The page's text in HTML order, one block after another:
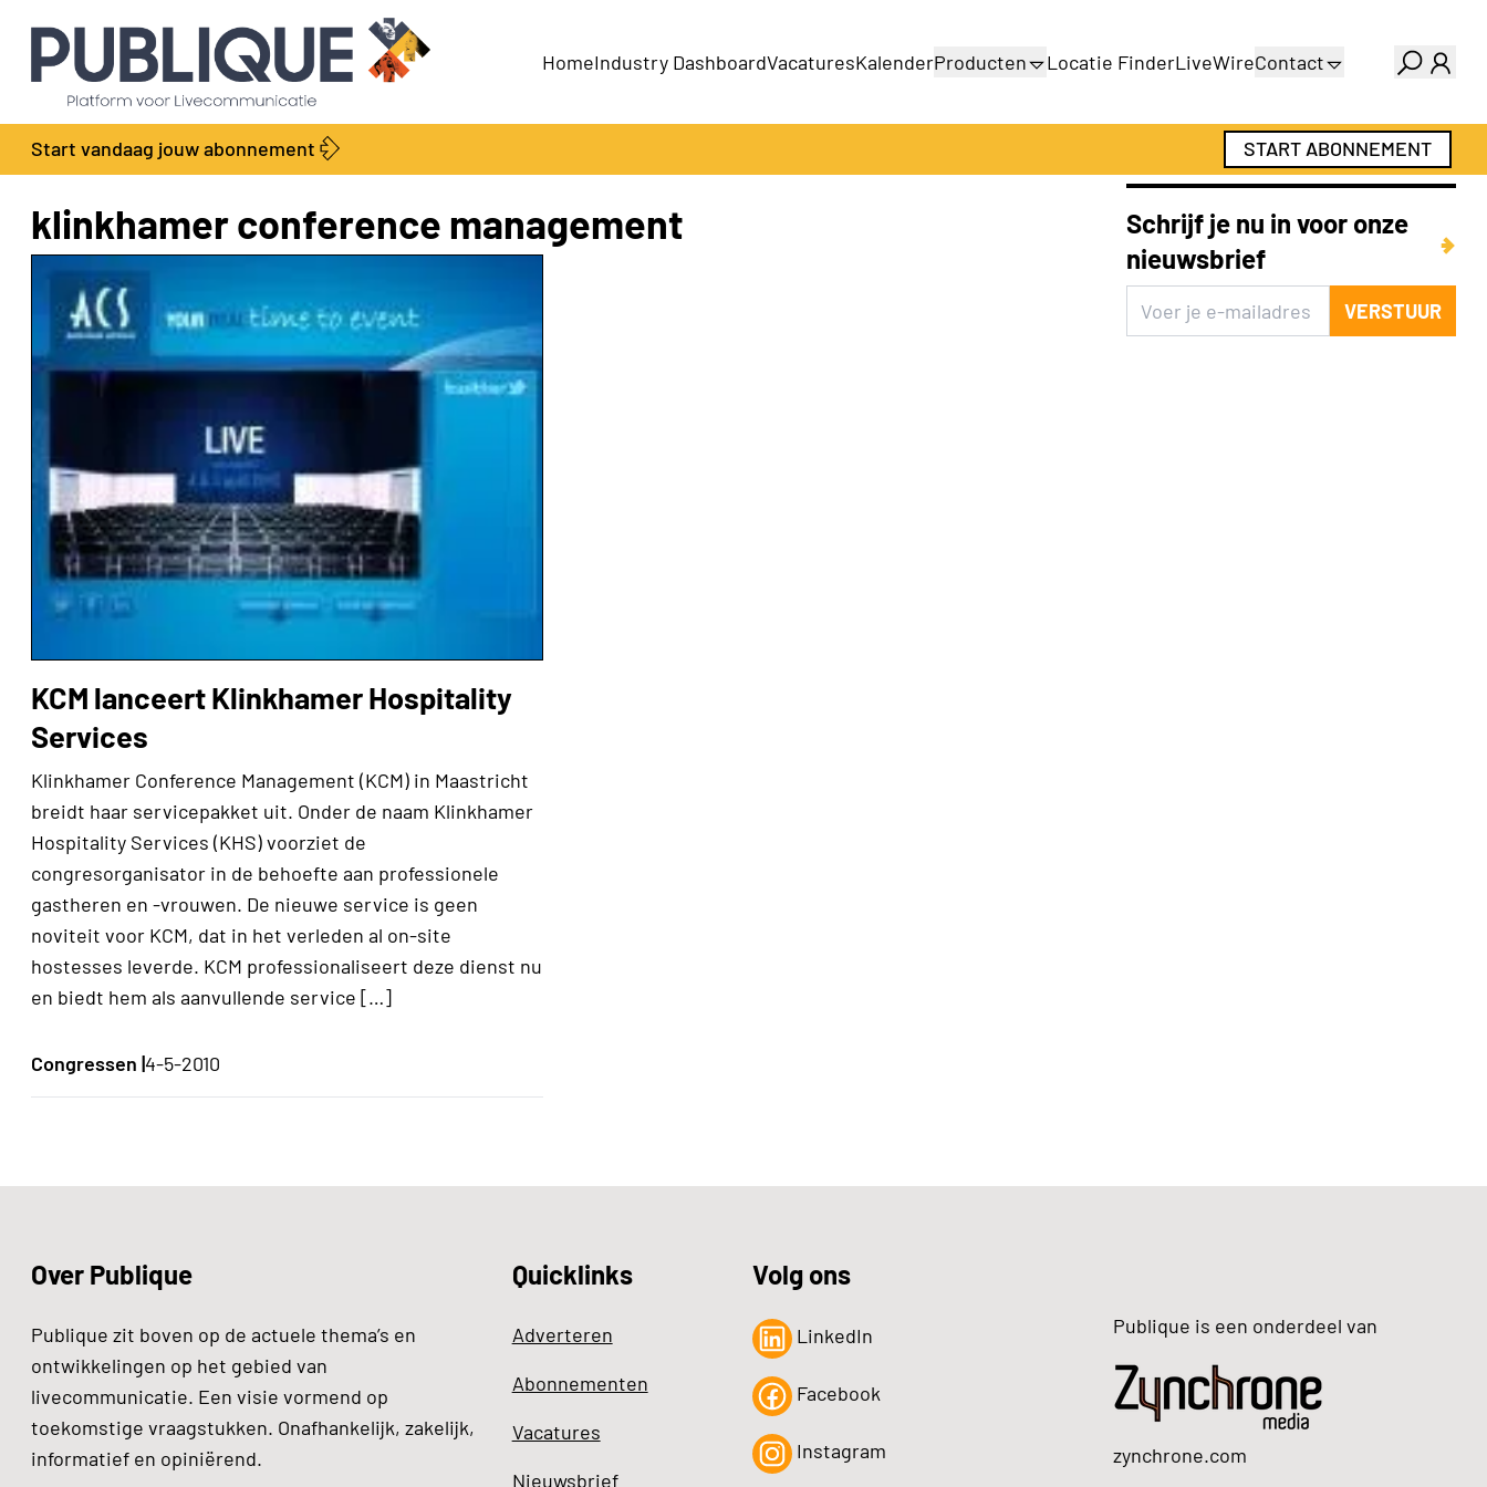
HomeIndustry DashboardVacaturesKalenderProducten
Productengids
Locatie FinderLiveWireContact
Adverteren
Abonnementen
Start vandaag jouw abonnement START ABONNEMENT
klinkhamer conference management
KCM lanceert Klinkhamer Hospitality
Services
Klinkhamer Conference Management (KCM) in Maastricht
breidt haar servicepakket uit. Onder de naam Klinkhamer
Hospitality Services (KHS) voorziet de
congresorganisator in de behoefte aan professionele
gastheren en -vrouwen. De nieuwe service is geen
noviteit voor KCM, dat in het verleden al on-site
hostesses leverde. KCM professionaliseert deze dienst nu
en biedt hem als aanvullende service […]
Congressen |4-5-2010
Schrijf je nu in voor onze
nieuwsbrief
VERSTUUR
Over Publique
Publique zit boven op de actuele thema’s en
ontwikkelingen op het gebied van
livecommunicatie. Een visie vormend op
toekomstige vraagstukken. Onafhankelijk, zakelijk,
informatief en opiniërend.
Quicklinks
Adverteren
Abonnementen
Vacatures
Nieuwsbrief
Volg ons
LinkedIn
Facebook
Instagram
Publique is een onderdeel van
zynchrone.com